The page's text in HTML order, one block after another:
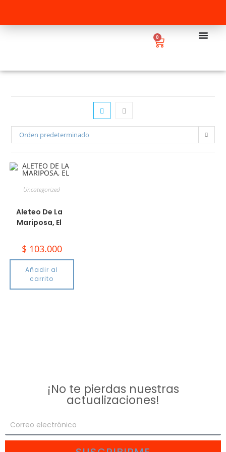
0
Orden predeterminado
Uncategorized
Aleteo De La
Mariposa, El
$ 103.000
Añadir al
carrito
¡No te pierdas nuestras
actualizaciones!